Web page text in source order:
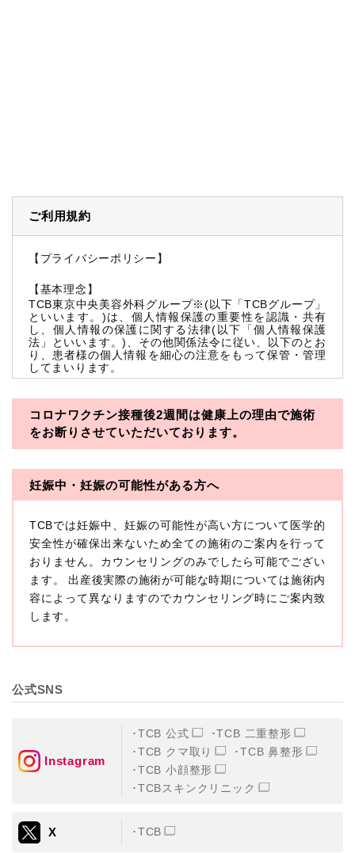
ご利用規約
【プライバシーポリシー】
【基本理念】
TCB東京中央美容外科グループ※(以下「TCBグループ」
といいます。)は、個人情報保護の重要性を認識・共有
し、個人情報の保護に関する法律(以下「個人情報保護
法」といいます。)、その他関係法令に従い、以下のとお
り、患者様の個人情報を細心の注意をもって保管・管理
してまいります。
※TCBグループとは以下を総称していいます。
・一般社団法人メディカルアライアンス
・医療法人社団創彩会
本プライバシーポリシーにおいて「個人情報」とは、生
存する個人に関する情報であって、当該情報に含まれる
氏名、生年月日その他の記述等により特定の個人を識別
できるもの又は個人識別符号（個人情報保護委員会の政
令に準じます。）が含まれるものをいいます。
収集した患者様に関する情報には、単独のままでは特定
の個人を識別できない情報もありますが、他の情報と組
み合わせることにより特定の個人を識別できる場合、か
に扱うものとします。
TCBグループが【利用目的】に定める目的を達成するた
めに取得する情報には、次のものが含まれます（以下①
①TCBグループが患者様から取得する情報
・氏名、生年月日、メールアドレス、電話番号
②TCBグループが各種サービスの利用に関連して取得す
る情報
コロナワクチン接種後2週間は健康上の理由で施術
をお断りさせていただいております。
妊娠中・妊娠の可能性がある方へ
TCBでは妊娠中、妊娠の可能性が高い方について医学的
安全性が確保出来ないため全ての施術のご案内を行って
おりません。カウンセリングのみでしたら可能でござい
ます。 出産後実際の施術が可能な時期については施術内
容によって異なりますのでカウンセリング時にご案内致
します。
公式SNS
Instagram
TCB 公式
TCB 二重整形
TCB クマ取り
TCB 鼻整形
TCB 小顔整形
TCBスキンクリニック
X TCB